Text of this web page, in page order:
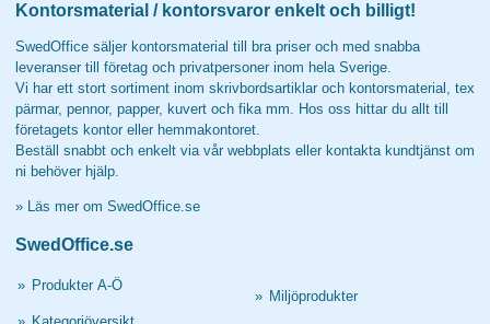
Kontorsmaterial / kontorsvaror enkelt och billigt!
SwedOffice säljer kontorsmaterial till bra priser och med snabba
leveranser till företag och privatpersoner inom hela Sverige.
Vi har ett stort sortiment inom skrivbordsartiklar och kontorsmaterial, tex
pärmar, pennor, papper, kuvert och fika mm. Hos oss hittar du allt till
företagets kontor eller hemmakontoret.
Beställ snabbt och enkelt via vår webbplats eller kontakta kundtjänst om
ni behöver hjälp.
» Läs mer om SwedOffice.se
SwedOffice.se
» Produkter A-Ö
» Miljöprodukter